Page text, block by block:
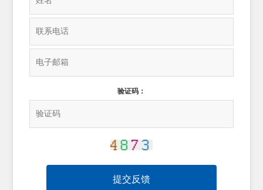
验证码：